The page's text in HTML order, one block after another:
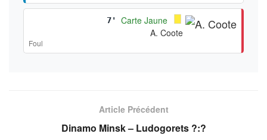
7'
Carte Jaune
A. Coote
Foul
Article Précédent
Dinamo Minsk – Ludogorets ?:?